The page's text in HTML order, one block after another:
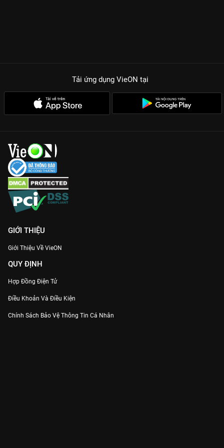
Tải ứng dụng VieON tại
GIỚI THIỆU
Giới Thiệu Về VieON
QUY ĐỊNH
Hợp Đồng Điện Tử
Điều Khoản Và Điều Kiện
Chính Sách Bảo Vệ Thông Tin Cá Nhân